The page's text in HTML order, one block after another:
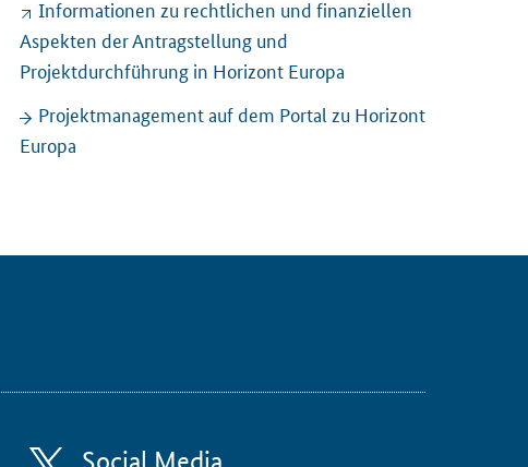
Informationen zu rechtlichen und finanziellen
Aspekten der Antragstellung und
Projektdurchführung in Horizont Europa
Projektmanagement auf dem Portal zu Horizont
Europa